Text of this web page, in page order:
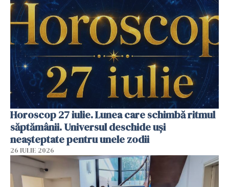
Horoscop 27 iulie. Lunea care schimbă ritmul
săptămânii. Universul deschide uși
neașteptate pentru unele zodii
26 IULIE 2026